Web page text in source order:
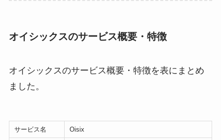
オイシックスのサービス概要・特徴
オイシックスのサービス概要・特徴を表にまとめ
ました。
サービス名 Oisix